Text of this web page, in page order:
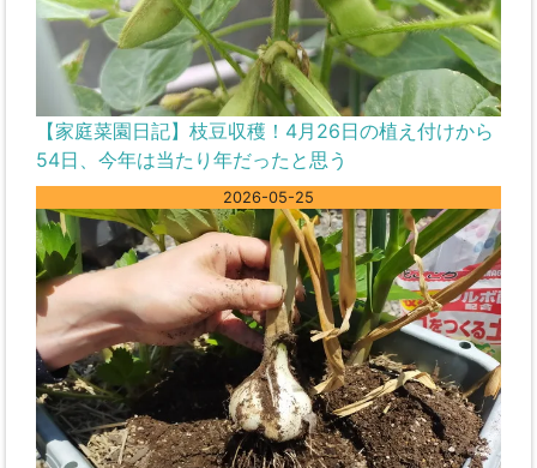
【家庭菜園日記】枝豆収穫！4月26日の植え付けから
54日、今年は当たり年だったと思う
2026-05-25